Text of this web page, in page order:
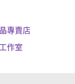
專賣店
作室